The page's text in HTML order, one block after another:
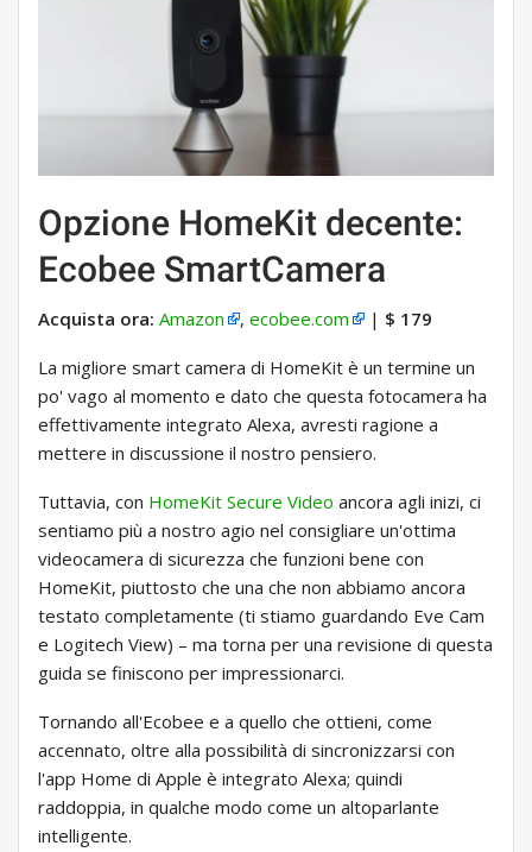
Opzione HomeKit decente:
Ecobee SmartCamera
Acquista ora: Amazon , ecobee.com | $ 179
La migliore smart camera di HomeKit è un termine un
po' vago al momento e dato che questa fotocamera ha
effettivamente integrato Alexa, avresti ragione a
mettere in discussione il nostro pensiero.
Tuttavia, con HomeKit Secure Video ancora agli inizi, ci
sentiamo più a nostro agio nel consigliare un'ottima
videocamera di sicurezza che funzioni bene con
HomeKit, piuttosto che una che non abbiamo ancora
testato completamente (ti stiamo guardando Eve Cam
e Logitech View) – ma torna per una revisione di questa
guida se finiscono per impressionarci.
Tornando all'Ecobee e a quello che ottieni, come
accennato, oltre alla possibilità di sincronizzarsi con
l'app Home di Apple è integrato Alexa; quindi
raddoppia, in qualche modo come un altoparlante
intelligente.